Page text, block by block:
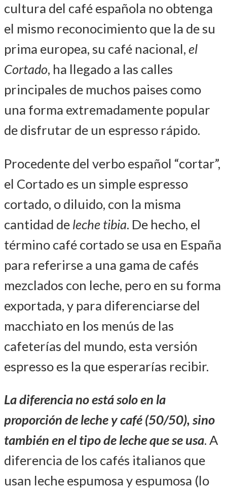
cultura del café española no obtenga
el mismo reconocimiento que la de su
prima europea, su café nacional, el
Cortado, ha llegado a las calles
principales de muchos paises como
una forma extremadamente popular
de disfrutar de un espresso rápido.
Procedente del verbo español “cortar”,
el Cortado es un simple espresso
cortado, o diluido, con la misma
cantidad de leche tibia. De hecho, el
término café cortado se usa en España
para referirse a una gama de cafés
mezclados con leche, pero en su forma
exportada, y para diferenciarse del
macchiato en los menús de las
cafeterías del mundo, esta versión
espresso es la que esperarías recibir.
La diferencia no está solo en la
proporción de leche y café (50/50), sino
también en el tipo de leche que se usa. A
diferencia de los cafés italianos que
usan leche espumosa y espumosa (lo